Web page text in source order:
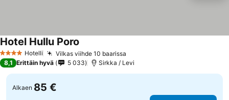
4 Tähtiluokitus
Hotelli Vilkas viihde 10 baarissa
Hotel Hullu Poro
8,1 Erittäin hyvä 5 033 Sirkka / Levi
Alkaen 85 €